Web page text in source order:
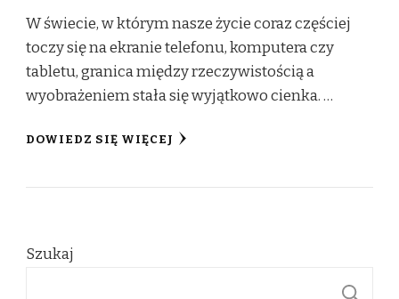
W świecie, w którym nasze życie coraz częściej
toczy się na ekranie telefonu, komputera czy
tabletu, granica między rzeczywistością a
wyobrażeniem stała się wyjątkowo cienka. …
DOWIEDZ SIĘ WIĘCEJ
Szukaj